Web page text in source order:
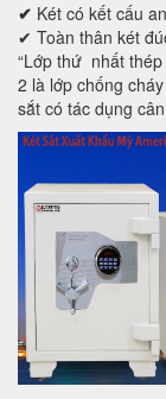
✔ Két có kết cấu
✔ Toàn thân két
“Lớp thứ nhất
2 là lớp chống
sắt có tác dụng